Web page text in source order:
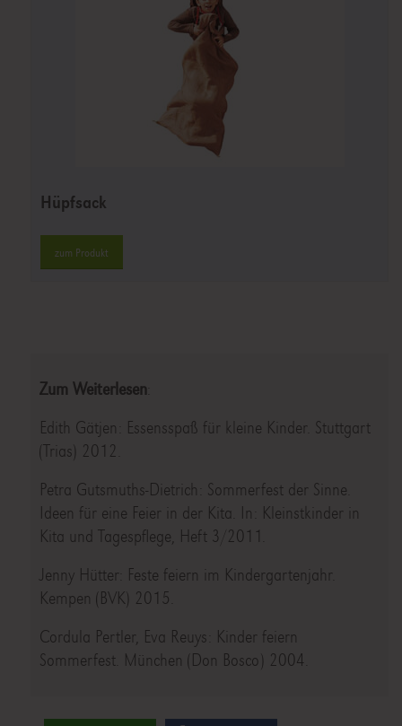
Hüpfsack
zum Produkt
Zum Weiterlesen
Edith Gätjen: Essensspaß für kleine Kinder. Stuttgart
(Trias) 2012.
Petra Gutsmuths-Dietrich: Sommerfest der Sinne.
Ideen für eine Feier in der Kita. In: Kleinstkinder in
Kita und Tagespflege, Heft 3/2011.
Jenny Hütter: Feste feiern im Kindergartenjahr.
Kempen (BVK) 2015.
Cordula Pertler, Eva Reuys: Kinder feiern
Sommerfest. München (Don Bosco) 2004.